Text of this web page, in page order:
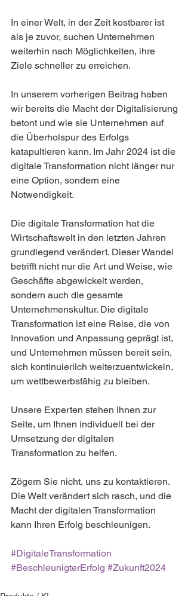
In einer Welt, in der Zeit kostbarer ist
als je zuvor, suchen Unternehmen
weiterhin nach Möglichkeiten, ihre
Ziele schneller zu erreichen.
In unserem vorherigen Beitrag haben
wir bereits die Macht der Digitalisierung
betont und wie sie Unternehmen auf
die Überholspur des Erfolgs
katapultieren kann. Im Jahr 2024 ist die
digitale Transformation nicht länger nur
eine Option, sondern eine
Notwendigkeit.
Die digitale Transformation hat die
Wirtschaftswelt in den letzten Jahren
grundlegend verändert. Dieser Wandel
betrifft nicht nur die Art und Weise, wie
Geschäfte abgewickelt werden,
sondern auch die gesamte
Unternehmenskultur. Die digitale
Transformation ist eine Reise, die von
Innovation und Anpassung geprägt ist,
und Unternehmen müssen bereit sein,
sich kontinuierlich weiterzuentwickeln,
um wettbewerbsfähig zu bleiben.
Unsere Experten stehen Ihnen zur
Seite, um Ihnen individuell bei der
Umsetzung der digitalen
Transformation zu helfen.
Zögern Sie nicht, uns zu kontaktieren.
Die Welt verändert sich rasch, und die
Macht der digitalen Transformation
kann Ihren Erfolg beschleunigen.
#DigitaleTransformation
#BeschleunigterErfolg #Zukunft2024